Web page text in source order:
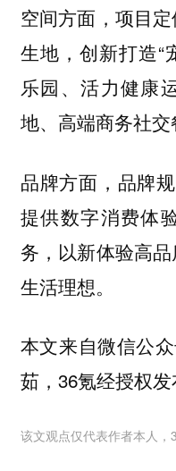
空间方面，项目
生地，创新打造“
乐园、活力健康
地、高端商务社交
品牌方面，品牌
提供数字消费体
务，以新体验高
生活理想。
本文来自微信公
茹，36氪经授权发
该文观点仅代表作者本人，